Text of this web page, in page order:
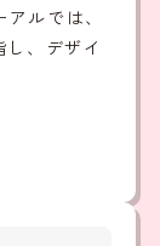
ルでは、
、デザイ